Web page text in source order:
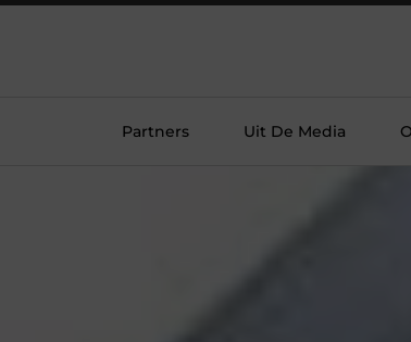
Partners Uit De Media